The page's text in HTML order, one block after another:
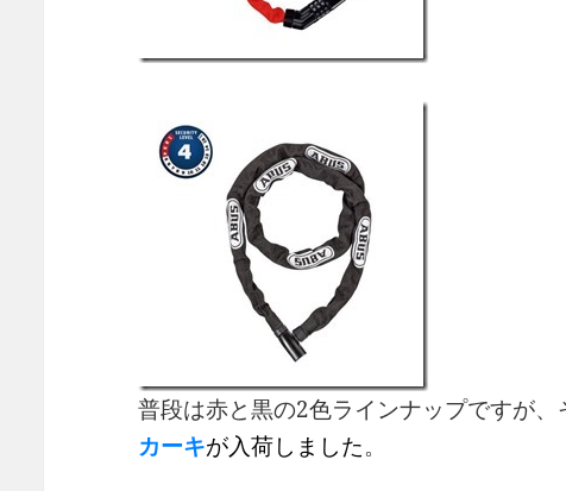
普段は赤と黒の2色ラインナップですが、
カーキが入荷しました。